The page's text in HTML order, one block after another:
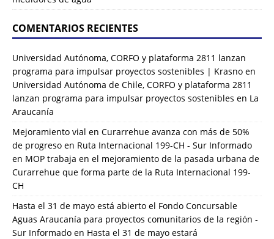
COMENTARIOS RECIENTES
Universidad Autónoma, CORFO y plataforma 2811 lanzan
programa para impulsar proyectos sostenibles | Krasno en
Universidad Autónoma de Chile, CORFO y plataforma 2811
lanzan programa para impulsar proyectos sostenibles en La
Araucanía
Mejoramiento vial en Curarrehue avanza con más de 50%
de progreso en Ruta Internacional 199-CH - Sur Informado
en MOP trabaja en el mejoramiento de la pasada urbana de
Curarrehue que forma parte de la Ruta Internacional 199-
CH
Hasta el 31 de mayo está abierto el Fondo Concursable
Aguas Araucanía para proyectos comunitarios de la región -
Sur Informado en Hasta el 31 de mayo estará